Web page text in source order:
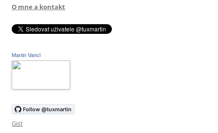
O mne a kontakt
Martin Vancl
Gist